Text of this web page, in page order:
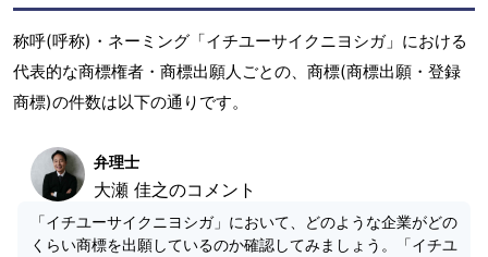
称呼(呼称)・ネーミング「イチユーサイクニヨシガ」における
代表的な商標権者・商標出願人ごとの、商標(商標出願・登録
商標)の件数は以下の通りです。
弁理士
大瀬 佳之のコメント
「イチユーサイクニヨシガ」において、どのような企業がどの
くらい商標を出願しているのか確認してみましょう。「イチユ